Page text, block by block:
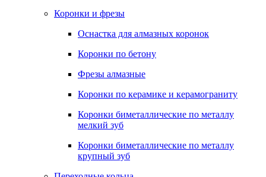
Коронки и фрезы
Оснастка для алмазных коронок
Коронки по бетону
Фрезы алмазные
Коронки по керамике и керамограниту
Коронки биметаллические по металлу
мелкий зуб
Коронки биметаллические по металлу
крупный зуб